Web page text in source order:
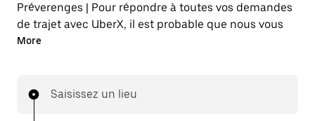
Préverenges | Pour répondre à toutes vos demandes
de trajet avec UberX, il est probable que nous vous
mettions en relation avec un chauffeur de taxi. Si tel
et 7 j/7), comme avec UberX, et pourrez rejoindre
More
Saisissez un lieu